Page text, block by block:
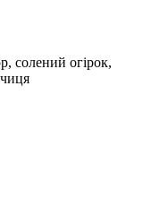
солений огірок,